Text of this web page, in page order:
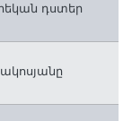
դստեր